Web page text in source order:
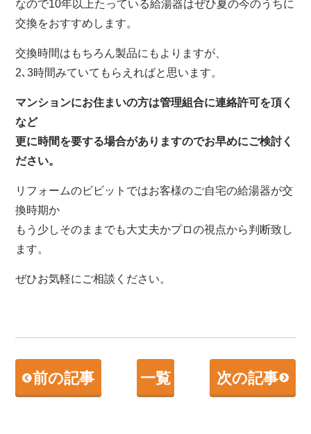
なので10年以上たっている給湯器はぜひ夏の今のうちに
交換をおすすめします。
交換時間はもちろん製品にもよりますが、
2､3時間みていてもらえればと思います。
マンションにお住まいの方は管理組合に連絡許可を頂く
など
更に時間を要する場合がありますのでお早めにご検討く
ださい。
リフォームのビビットではお客様のご自宅の給湯器が交
換時期か
もう少しそのままでも大丈夫かプロの視点から判断致し
ます。
ぜひお気軽にご相談ください。
前の記事 一覧 次の記事